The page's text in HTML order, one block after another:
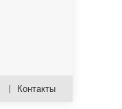
Контакты